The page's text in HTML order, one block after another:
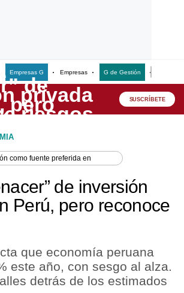
Empresas G Empresas G de Gestión
SUSCRÍBETE
como fuente preferida en
de inversión
Perú, pero reconoce
que economía peruana
este año, con sesgo al alza.
detrás de los estimados